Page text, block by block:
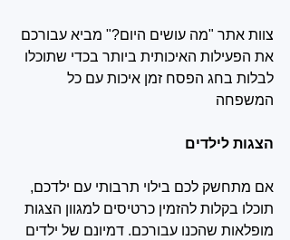
צוות אתר "מה עושים היום?" מביא עבורכם
את הפעילות האיכותית ביותר בכדי שתוכלו
לבלות בחג הפסח זמן איכות עם כל
המשפחה
הצגות לילדים
אם מתחשק לכם בילוי תרבותי עם ילדכם,
תוכלו בקלות להזמין כרטיסים למגוון הצגות
מופלאות שהכנו עבורכם. דמיונם של ילדים